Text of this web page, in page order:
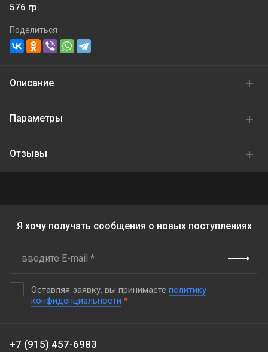
576 гр.
Поделиться
Описание
Параметры
Отзывы
Я хочу получать сообщения о новых поступлениях
Оставляя заявку, вы принимаете политику
конфиденциальности *
+7 (915) 457-6983